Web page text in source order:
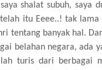
shalat subuh, saya
itu Eeee..! tak
tentang banyak hal.
belahan negara,
turis dari berbagai